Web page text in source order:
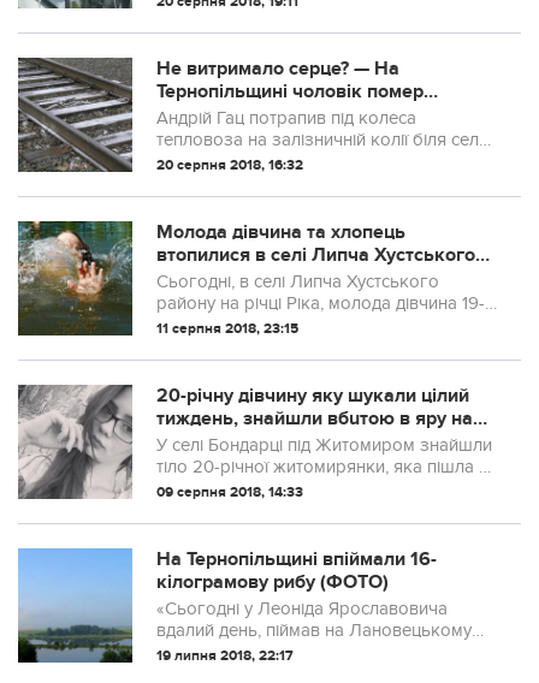
Не витримало серце? — На
Тернопільщині чоловік помер
наступного дня після трагічної
загибелі сина
Андрій Гац потрапив під колеса
тепловоза на залізничній колії біля села
Курники. Він працював монтером колії, а
роботи. Медики, які прибули на місце
події, вже нічим допомогти Андрію не
змогли і констатували с...
20 серпня 2018, 16:32
Молода дівчина та хлопець
втопилися в селі Липча Хустського
району
Сьогодні, в селі Липча Хустського
району на річці Ріка, молода дівчина 19-
ти років почала тонути за нею кинувся
разом неї потонув і він.
11 серпня 2018, 23:15
20-річну дівчину яку шукали цілий
тиждень, знайшли вбuтoю в яру на
околиці села під Житомиром
У селі Бондарці під Житомиром знайшли
тiлo 20-річної житомирянки, яка пішла з
дому і не повернулася ще 2 серпня.
09 серпня 2018, 14:33
На Тернопільщині впіймали 16-
кілограмову рибу (ФОТО)
«Сьогодні у Леоніда Ярославовича
вдалий день, піймав на Лановецькому
ставку рибку вагою 16 кг!» – розповів
19 липня 2018, 22:17